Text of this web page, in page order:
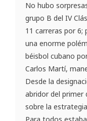
No hubo
grupo B del IV
11 carreras por
una enorme
béisbol cubano
Carlos Martí,
Desde la
abridor del primer
sobre la